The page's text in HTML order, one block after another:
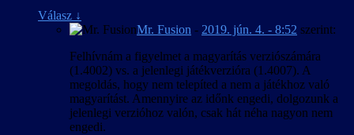
Válasz ↓
Mr. Fusion - 2019. jún. 4. - 8:52 szerint:
Felhívnám a figyelmet a magyarítás verziószámára
(1.4002) vs. a jelenlegi játékverzióra (1.4007). A
megoldás, hogy nem telepíted a nem a játékhoz való
magyarítást. Amennyire az időnk engedi, dolgozunk a
jelenlegi verzióhoz valón, csak hát néha nagyon nem
engedi.